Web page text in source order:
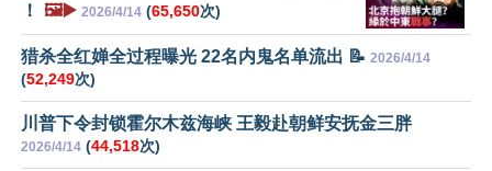
！
🖼️▶️ 2026/4/14 (65,650次)
猎杀全红婵全过程曝光 22名内鬼名单流出 📝 2026/4/14
(52,249次)
川普下令封锁霍尔木兹海峡 王毅赴朝鲜安抚金三胖
2026/4/14 (44,518次)